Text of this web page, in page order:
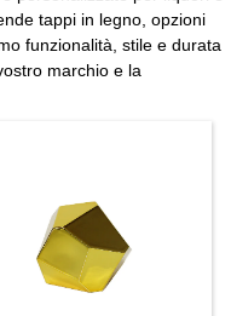
tappi in legno, opzioni
funzionalità, stile e durata
marchio e la